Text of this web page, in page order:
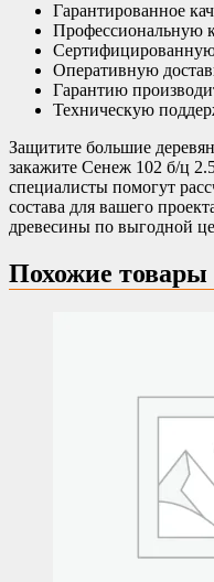
Гарантированное
Профессиональную
Оперативную
Гарантию
Техническую
Защитите большие
закажите Сенеж 102 б/ц
специалисты помогут
состава для вашего
древесины по выгодной
Похожие товары